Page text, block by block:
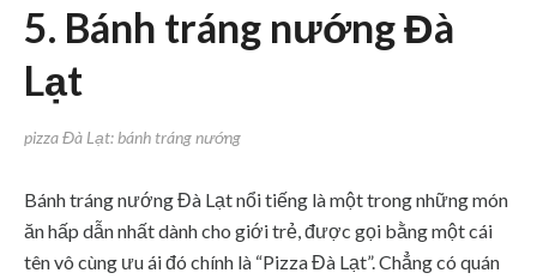
5. Bánh tráng nướng Đà
Lạt
pizza Đà Lạt: bánh tráng nướng
Bánh tráng nướng Đà Lạt nổi tiếng là một trong những món
ăn hấp dẫn nhất dành cho giới trẻ, được gọi bằng một cái
tên vô cùng ưu ái đó chính là “Pizza Đà Lạt”. Chẳng có quán